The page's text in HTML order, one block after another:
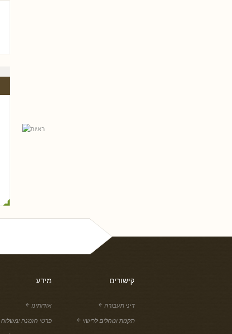
יגאל פריי, עו עו"ד יוסף ויצמן
מידע
אודותינו
פרטי הזמנה ומשלוח
קישורים
דיני תעבורה
תקנות ונוהלים לרישוי